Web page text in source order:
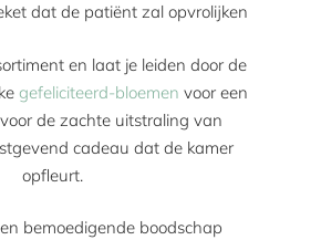
dat de patiënt zal opvrolijken
en laat je leiden door de
gefeliciteerd-bloemen voor een
de zachte uitstraling van
cadeau dat de kamer
opfleurt.
bemoedigende boodschap